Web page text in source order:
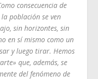
consecuencia de
población se ven
sin horizontes, sin
en sí mismo como un
y luego tirar. Hemos
que, además, se
del fenómeno de